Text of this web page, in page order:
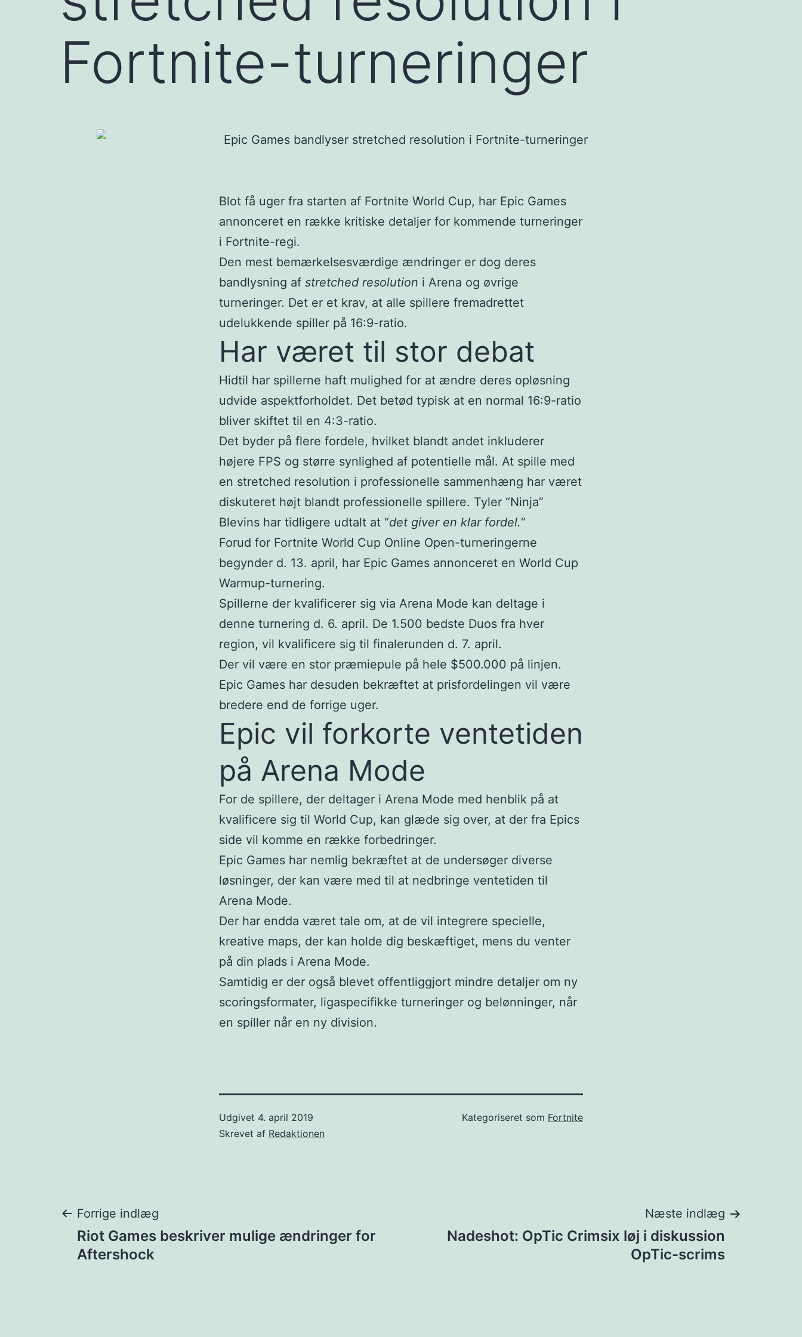
Fortnite-turneringer
Blot få uger fra starten af Fortnite World Cup, har Epic Games
annonceret en række kritiske detaljer for kommende turneringer
i Fortnite-regi.
Den mest bemærkelsesværdige ændringer er dog deres
bandlysning af stretched resolution i Arena og øvrige
turneringer. Det er et krav, at alle spillere fremadrettet
udelukkende spiller på 16:9-ratio.
Har været til stor debat
Hidtil har spillerne haft mulighed for at ændre deres opløsning
udvide aspektforholdet. Det betød typisk at en normal 16:9-ratio
bliver skiftet til en 4:3-ratio.
Det byder på flere fordele, hvilket blandt andet inkluderer
højere FPS og større synlighed af potentielle mål. At spille med
en stretched resolution i professionelle sammenhæng har været
diskuteret højt blandt professionelle spillere. Tyler “Ninja”
Blevins har tidligere udtalt at “det giver en klar fordel.”
Forud for Fortnite World Cup Online Open-turneringerne
begynder d. 13. april, har Epic Games annonceret en World Cup
Warmup-turnering.
Spillerne der kvalificerer sig via Arena Mode kan deltage i
denne turnering d. 6. april. De 1.500 bedste Duos fra hver
region, vil kvalificere sig til finalerunden d. 7. april.
Der vil være en stor præmiepule på hele $500.000 på linjen.
Epic Games har desuden bekræftet at prisfordelingen vil være
bredere end de forrige uger.
Epic vil forkorte ventetiden
på Arena Mode
For de spillere, der deltager i Arena Mode med henblik på at
kvalificere sig til World Cup, kan glæde sig over, at der fra Epics
side vil komme en række forbedringer.
Epic Games har nemlig bekræftet at de undersøger diverse
løsninger, der kan være med til at nedbringe ventetiden til
Arena Mode.
Der har endda været tale om, at de vil integrere specielle,
kreative maps, der kan holde dig beskæftiget, mens du venter
på din plads i Arena Mode.
Samtidig er der også blevet offentliggjort mindre detaljer om ny
scoringsformater, ligaspecifikke turneringer og belønninger, når
en spiller når en ny division.
Udgivet 4. april 2019
Skrevet af Redaktionen
Kategoriseret som Fortnite
Indlægsnavigation
Forrige indlæg
Riot Games beskriver mulige ændringer for
Aftershock
Næste indlæg
Nadeshot: OpTic Crimsix løj i diskussion
OpTic-scrims